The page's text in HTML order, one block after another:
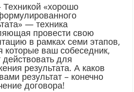
Техникой «хорошо
— техника
провести свою
в рамках семи этапов,
которые ваш собеседник,
действовать для
результата. А каков
результат – конечно
договора!